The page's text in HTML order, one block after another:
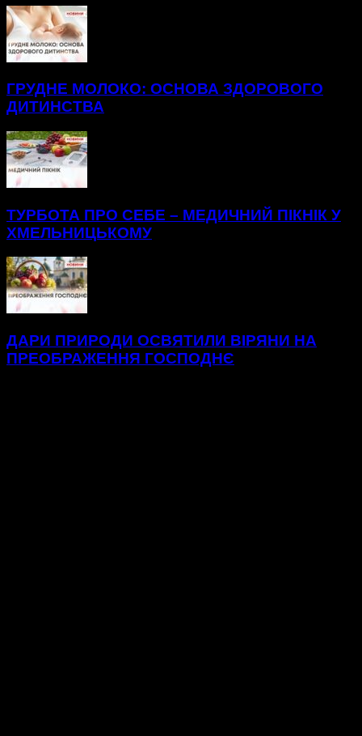
ГРУДНЕ МОЛОКО: ОСНОВА ЗДОРОВОГО
ДИТИНСТВА
ТУРБОТА ПРО СЕБЕ – МЕДИЧНИЙ ПІКНІК У
ХМЕЛЬНИЦЬКОМУ
ДАРИ ПРИРОДИ ОСВЯТИЛИ ВІРЯНИ НА
ПРЕОБРАЖЕННЯ ГОСПОДНЄ